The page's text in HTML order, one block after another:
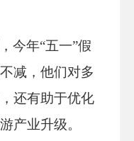
今年“五一”假
减，他们对多
还有助于优化
产业升级。